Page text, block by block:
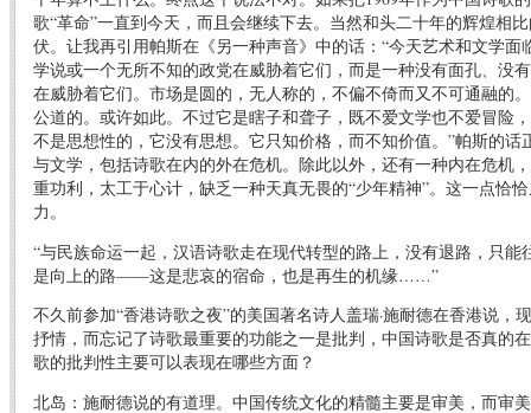
歌“革命”一直到今天，而且会继续下去。当然和头二十年的辉煌相
伏。让我再引用帕斯在《另一种声音》中的话：“今天艺术和文学面
学说或一个无所不知的政党在威胁着它们，而是一种没有面孔、没
在威胁着它们。市场是圆的，无人称的，不偏不倚而又不可通融的
公道的。或许如此。不过它是瞎子和聋子，既不爱文学也不爱冒险
不是思想性的，它没有思想。它只知价格，而不知价值。”帕斯的话
与文学，包括诗歌在内的外在危机。除此以外，还有一种内在危机
重功利，太工于心计，缺乏一种天真无畏的“少年精神”。这一点恰
力。
“与民族命运一起，汉语诗歌走在现代转型的路上，没有退路，只能
是向上的路——这是悲哀的宿命，也是再生的机缘……”
不久前参加“香港诗歌之夜”的美国著名诗人盖瑞·施耐德在香港说，
抒情，而忘记了诗歌最重要的功能之一是批判，中国诗歌是否真的
歌的批判性主要可以表现在哪些方面？
北岛：施耐德说的有道理。中国传统文化的精髓主要是审美，而审